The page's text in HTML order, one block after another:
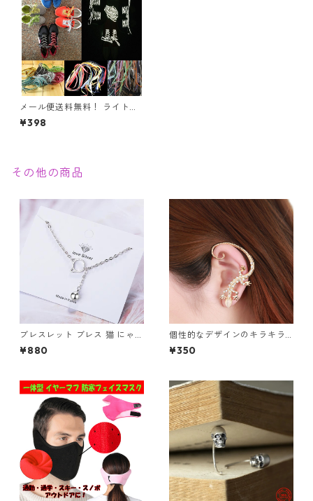
メール便送料無料！ ライト等
の光に当たると反射してピカ
ッ！と光る！ 反射材を使用し
¥398
その他の商品
ブレスレット ブレス 猫 にゃん
こ 鈴 ネコに鈴 チェーン 華奢
猫の顔 CAT フェイス 可愛い
¥880
個性的なデザインのキラキラ
可愛いトカゲデザインのピア
ス 片耳用
¥350